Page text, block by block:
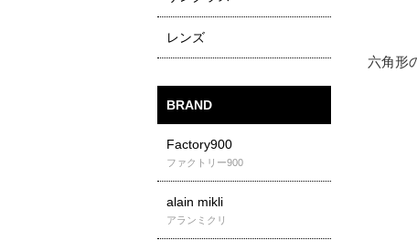
レンズ
BRAND
Factory900
ファクトリー900
alain mikli
アランミクリ